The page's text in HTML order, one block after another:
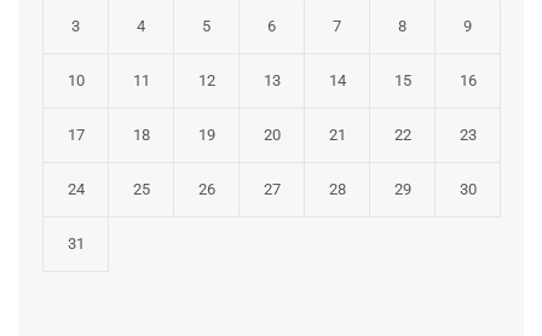
3 4 5 6 7 8 9
10 11 12 13 14 15 16
17 18 19 20 21 22 23
24 25 26 27 28 29 30
31